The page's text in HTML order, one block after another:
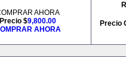
AHORA
Precio $9,800.00
AHORA
Precio